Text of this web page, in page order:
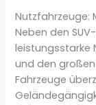
Nutzfahrzeuge:
Neben den
leistungsstarke
und den
Fahrzeuge